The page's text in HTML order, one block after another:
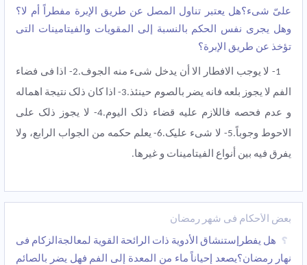
علیّ شیء؟هل یعتبر تناول المصل عن طریق الإبرة مفطراً أم لا؟
وهل یجری نفس الحکم بالنسبة إلى المقویات والفیتامینات التی
تؤخذ عن طریق الإبرة؟
1- لا یوجب الافطار الا أن یدخل شیء منه الجوف.2- اذا فی فضاء
الفم لا یجوز بلعه فانه یضر بالصوم حینئذ.3- اذا کان ذلک نتیجة اهماله
و عدم فحصه فاللازم علیه قضاء ذلک الیوم.4- لا یجوز ذلک علی
الاحوط وجوباً.5- لا شیء علیک.6- یعلم حکمه من الجواب الرابع، ولا
یفرق فیه بین أنواع الفیتامینات و غیرها.
بعض الأحکام فی شهر رمضان
هل یفطرإستنشاق الأدویة ذات الرائحة القویة لمعالجةالزکام فی
نهار رمضان؟یصعد إحیاناً ماء من المعدة إلى الفم فهل یضر بالصائم